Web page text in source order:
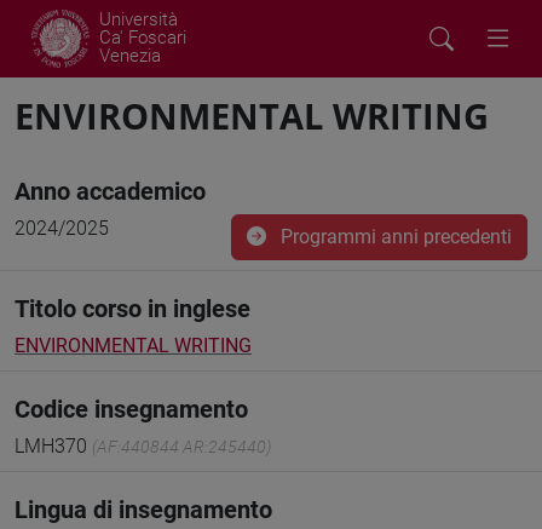
Università
Ca' Foscari
Venezia
ENVIRONMENTAL WRITING
Anno accademico
2024/2025 Programmi anni precedenti
Titolo corso in inglese
ENVIRONMENTAL WRITING
Codice insegnamento
LMH370 (AF:440844 AR:245440)
Lingua di insegnamento